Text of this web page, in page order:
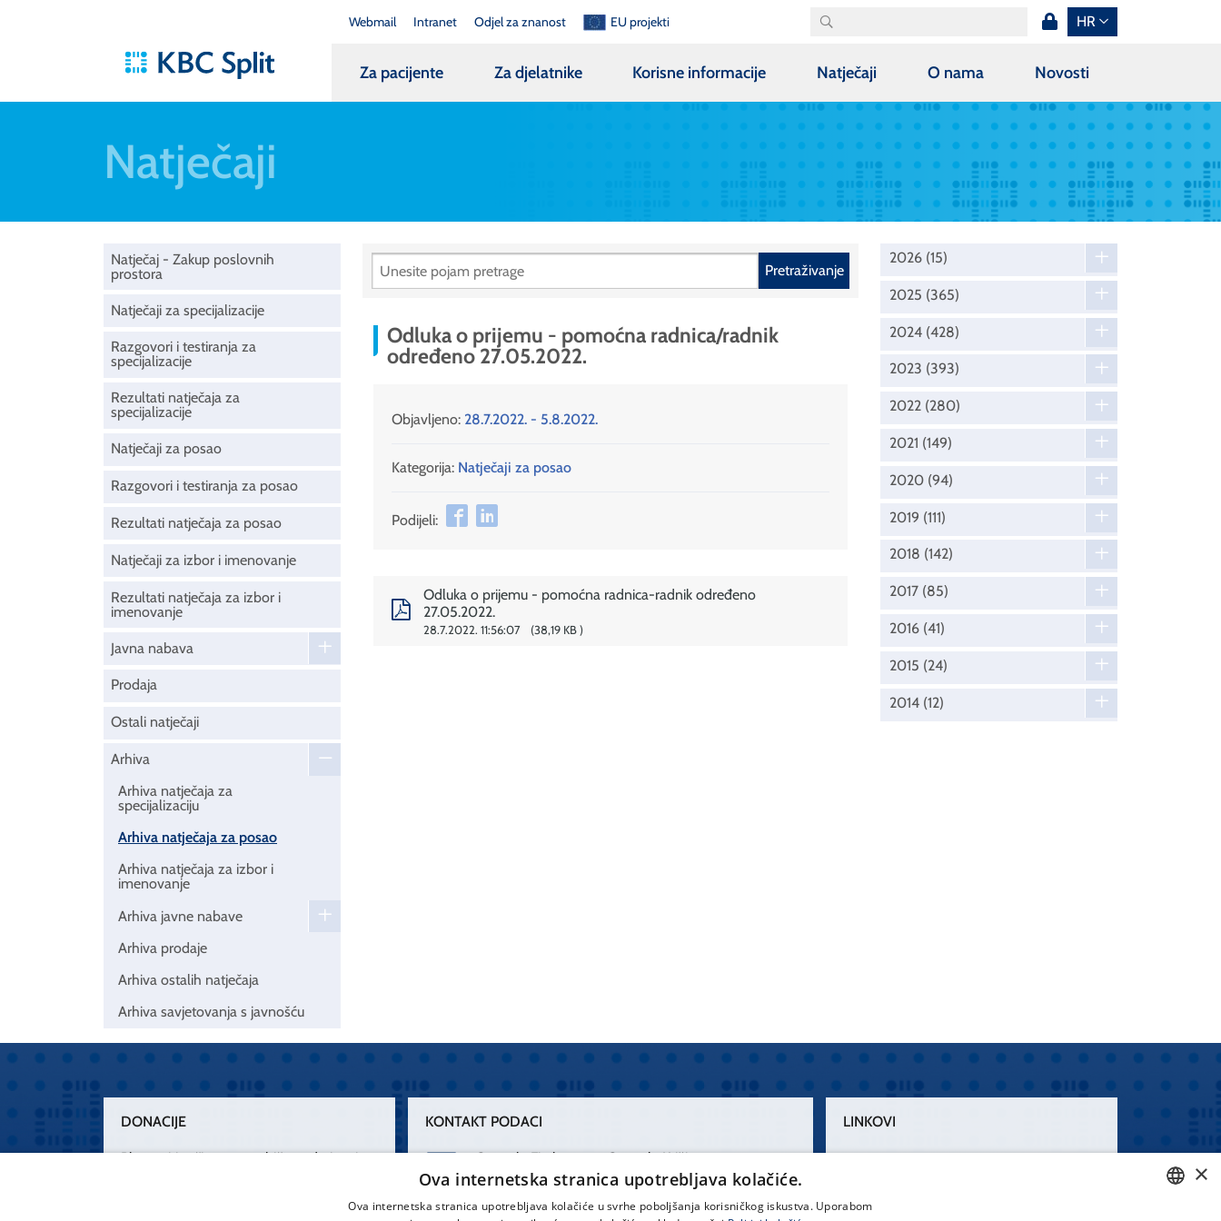
Webmail Intranet Odjel za znanost EU projekti HR
Za pacijente Za djelatnike Korisne informacije Natječaji O nama Novosti
Natječaji
Natječaj - Zakup poslovnih
prostora
Natječaji za specijalizacije
Razgovori i testiranja za
specijalizacije
Rezultati natječaja za
specijalizacije
Natječaji za posao
Razgovori i testiranja za posao
Rezultati natječaja za posao
Natječaji za izbor i imenovanje
Rezultati natječaja za izbor i
imenovanje
Javna nabava
Prodaja
Ostali natječaji
Arhiva
Arhiva natječaja za
specijalizaciju
Arhiva natječaja za posao
Arhiva natječaja za izbor i
imenovanje
Arhiva javne nabave
Arhiva prodaje
Arhiva ostalih natječaja
Arhiva savjetovanja s javnošću
Pretraživanje
Odluka o prijemu - pomoćna radnica/radnik
određeno 27.05.2022.
Objavljeno: 28.7.2022. - 5.8.2022.
Kategorija: Natječaji za posao
Podijeli:
Odluka o prijemu - pomoćna radnica-radnik određeno
27.05.2022.
28.7.2022. 11:56:07 38,19 KB
2026 (15)
2025 (365)
2024 (428)
2023 (393)
2022 (280)
2021 (149)
2020 (94)
2019 (111)
2018 (142)
2017 (85)
2016 (41)
2015 (24)
2014 (12)
DONACIJE
Plemenitim činom nesebičnog darivanja
„Zarazimo“ se dobrotom, donirajmo od
KONTAKT PODACI
Centrala Firule
021 556 111
Centrala Križine
021 557 111
LINKOVI
×
Ova internetska stranica upotrebljava kolačiće.
Ova internetska stranica upotrebljava kolačiće u svrhe poboljšanja korisničkog iskustva. Uporabom